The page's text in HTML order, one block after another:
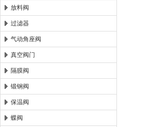
放料阀
过滤器
气动角座阀
真空阀门
隔膜阀
锻钢阀
保温阀
蝶阀